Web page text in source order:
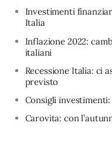
Investimenti
Italia
Inflazione 2022:
italiani
Recessione Italia: ci
previsto
Consigli
Carovita: con